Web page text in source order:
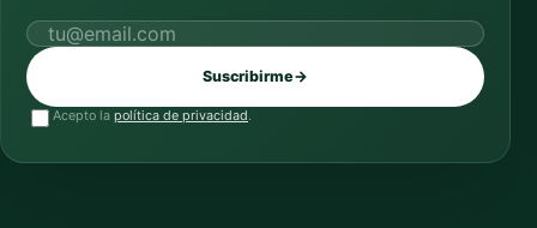
Correo electrónico
Suscribirme→
Acepto la política de privacidad.